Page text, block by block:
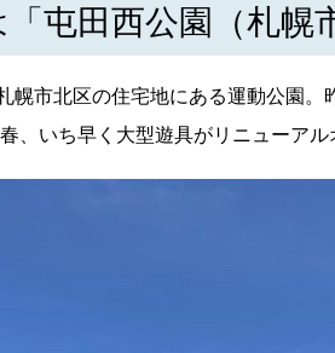
屯田西公園（札幌
幌市北区の住宅地にある運動公園
、いち早く大型遊具がリニューアル